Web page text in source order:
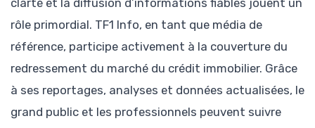
clarté et la diffusion d’informations fiables jouent un
rôle primordial. TF1 Info, en tant que média de
référence, participe activement à la couverture du
redressement du marché du crédit immobilier. Grâce
à ses reportages, analyses et données actualisées, le
grand public et les professionnels peuvent suivre